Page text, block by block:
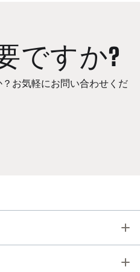
ですか?
お気軽にお問い合わせくだ